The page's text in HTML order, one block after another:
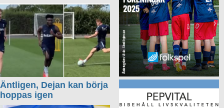
Äntligen, Dejan kan börja
hoppas igen